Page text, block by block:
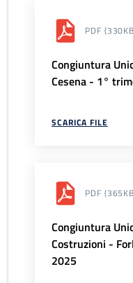
PDF
Congiuntura
Cesena - 1°
SCARICA FILE
PDF
Congiuntura
Costruzioni -
2025